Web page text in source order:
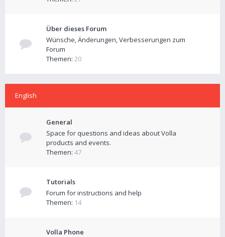
Über dieses Forum
Wünsche, Änderungen, Verbesserungen zum
Forum
Themen: 20
English
General
Space for questions and ideas about Volla
products and events.
Themen: 47
Tutorials
Forum for instructions and help
Themen: 14
Volla Phone